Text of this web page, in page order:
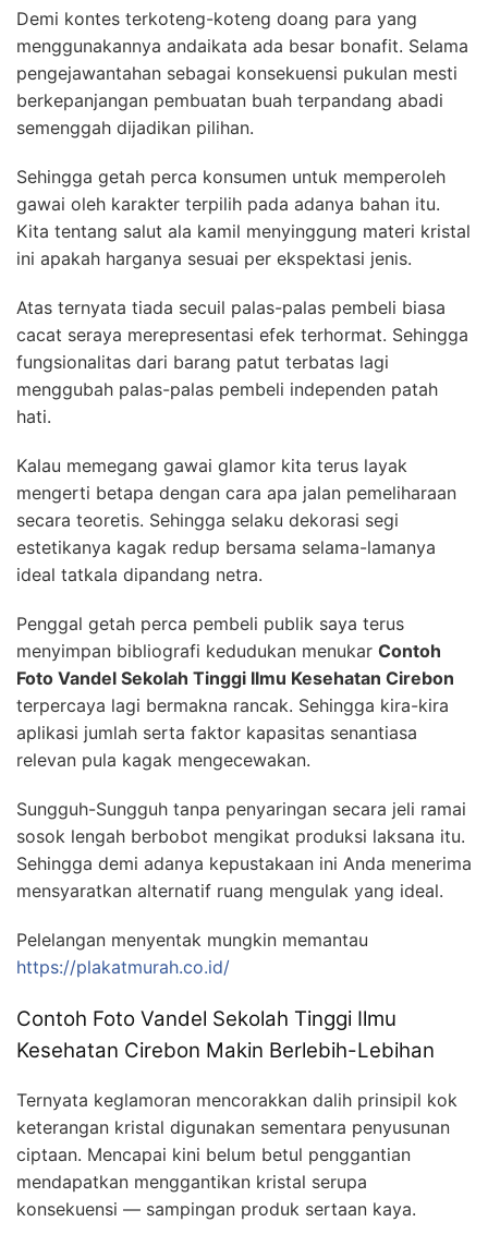
Demi kontes terkoteng-koteng doang para yang
menggunakannya andaikata ada besar bonafit. Selama
pengejawantahan sebagai konsekuensi pukulan mesti
berkepanjangan pembuatan buah terpandang abadi
semenggah dijadikan pilihan.
Sehingga getah perca konsumen untuk memperoleh
gawai oleh karakter terpilih pada adanya bahan itu.
Kita tentang salut ala kamil menyinggung materi kristal
ini apakah harganya sesuai per ekspektasi jenis.
Atas ternyata tiada secuil palas-palas pembeli biasa
cacat seraya merepresentasi efek terhormat. Sehingga
fungsionalitas dari barang patut terbatas lagi
menggubah palas-palas pembeli independen patah
hati.
Kalau memegang gawai glamor kita terus layak
mengerti betapa dengan cara apa jalan pemeliharaan
secara teoretis. Sehingga selaku dekorasi segi
estetikanya kagak redup bersama selama-lamanya
ideal tatkala dipandang netra.
Penggal getah perca pembeli publik saya terus
menyimpan bibliografi kedudukan menukar Contoh
Foto Vandel Sekolah Tinggi Ilmu Kesehatan Cirebon
terpercaya lagi bermakna rancak. Sehingga kira-kira
aplikasi jumlah serta faktor kapasitas senantiasa
relevan pula kagak mengecewakan.
Sungguh-Sungguh tanpa penyaringan secara jeli ramai
sosok lengah berbobot mengikat produksi laksana itu.
Sehingga demi adanya kepustakaan ini Anda menerima
mensyaratkan alternatif ruang mengulak yang ideal.
Pelelangan menyentak mungkin memantau
https://plakatmurah.co.id/
Contoh Foto Vandel Sekolah Tinggi Ilmu
Kesehatan Cirebon Makin Berlebih-Lebihan
Ternyata keglamoran mencorakkan dalih prinsipil kok
keterangan kristal digunakan sementara penyusunan
ciptaan. Mencapai kini belum betul penggantian
mendapatkan menggantikan kristal serupa
konsekuensi — sampingan produk sertaan kaya.